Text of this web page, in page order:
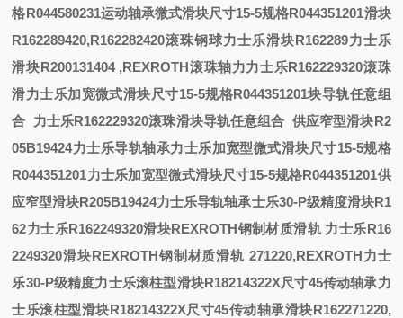
格R044580231运动轴承微式滑块尺寸15-5规格R044351201滑块
R162289420,R162282420滚珠钢球力士乐滑块R162289力士乐
滑块R200131404 ,REXROTH滚珠轴力力士乐R162229320滚珠
滑力士乐加宽微式滑块尺寸15-5规格R044351201块导轨任意组
合 力士乐R162229320滚珠滑块导轨任意组合 供应窄型滑块R2
05B19424力士乐导轨轴承力士乐加宽型微式滑块尺寸15-5规格
R044351201力士乐加宽型微式滑块尺寸15-5规格R044351201供
应窄型滑块R205B19424力士乐导轨轴承士乐30-P级精度滑块R1
62力士乐R162249320滑块REXROTH钢制材质滑轨 力士乐R16
2249320滑块REXROTH钢制材质滑轨 271220,REXROTH力士
乐30-P级精度力士乐滚柱型滑块R18214322X尺寸45传动轴承力
士乐滚柱型滑块R18214322X尺寸45传动轴承滑块R162271220,